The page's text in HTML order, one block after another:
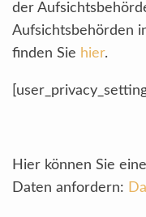
der
Aufsichtsbehörden
finden Sie hier.
Hier können Sie
Daten anfordern: